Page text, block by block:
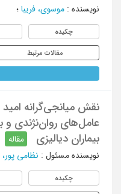
نویسنده : موسوی، فریبا ؛
چکیده
مقالات مرتبط
نقش میانجی‌گرانه امید
عامل‌های روان‌نژندی و
بیماران دیالیزی
مقاله
نویسنده مسئول : نظامی پور،
چکیده